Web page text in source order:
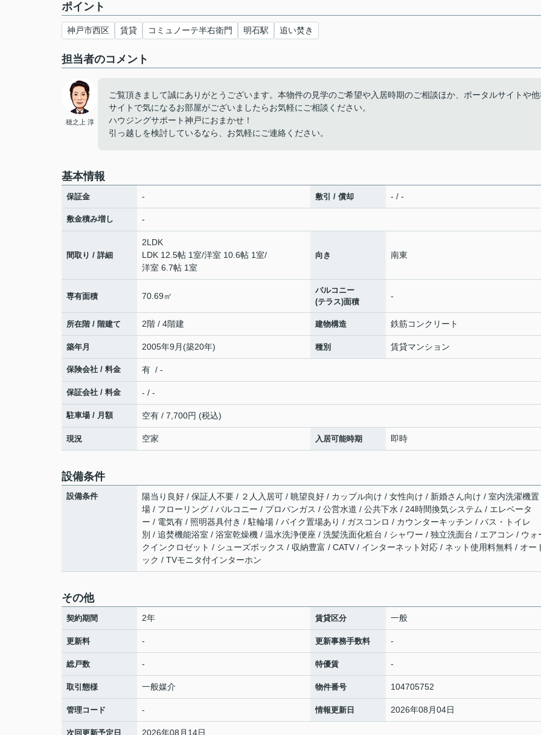
ポイント
神戸市西区 賃貸 コミュノーテ半右衛門 明石駅 追い焚き
担当者のコメント
穂之上 淳
ご覧頂きまして誠にありがとうございます。本物件の見学のご希望や入居時期のご相談ほか、ポータルサイトや
サイトで気になるお部屋がございましたらお気軽にご相談ください。
ハウジングサポート神戸におまかせ！
引っ越しを検討しているなら、お気軽にご連絡ください。
基本情報
保証金 - 敷引 / 償却 - / -
敷金積み増し -
間取り / 詳細
2LDK
LDK 12.5帖 1室/洋室 10.6帖 1室/
洋室 6.7帖 1室
向き 南東
専有面積 70.69㎡
バルコニー
(テラス)面積
-
所在階 / 階建て 2階 / 4階建 建物構造 鉄筋コンクリート
築年月 2005年9月(築20年) 種別 賃貸マンション
保険会社 / 料金 有 / -
保証会社 / 料金 - / -
駐車場 / 月額 空有 / 7,700円 (税込)
現況 空家 入居可能時期 即時
設備条件
設備条件
陽当り良好 / 保証人不要 / ２人入居可 / 眺望良好 / カップル向け / 女性向け / 新婚さん向け / 室内洗濯機置
場 / フローリング / バルコニー / プロパンガス / 公営水道 / 公共下水 / 24時間換気システム / エレベータ
ー / 電気有 / 照明器具付き / 駐輪場 / バイク置場あり / ガスコンロ / カウンターキッチン / バス・トイレ
別 / 追焚機能浴室 / 浴室乾燥機 / 温水洗浄便座 / 洗髪洗面化粧台 / シャワー / 独立洗面台 / エアコン / ウォ
クインクロゼット / シューズボックス / 収納豊富 / CATV / インターネット対応 / ネット使用料無料 / オー
ック / TVモニタ付インターホン
その他
契約期間 2年 賃貸区分 一般
更新料 - 更新事務手数料 -
総戸数 - 特優賃 -
取引態様 一般媒介 物件番号 104705752
管理コード - 情報更新日 2026年08月04日
次回更新予定日 2026年08月14日